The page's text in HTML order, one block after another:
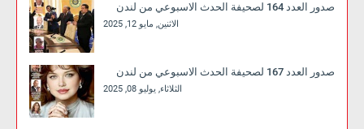
صدور العدد 164 لصحيفة الحدث الاسبوعي من لندن
الاثنين, مايو 12, 2025
صدور العدد 167 لصحيفة الحدث الاسبوعي من لندن
الثلاثاء, يوليو 08, 2025